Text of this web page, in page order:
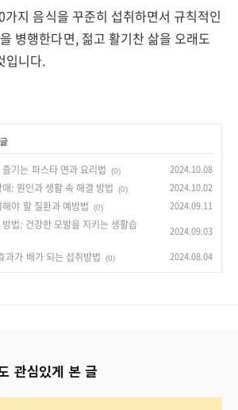
지 음식을 꾸준히 섭취하면서 규칙적인
병행한다면, 젊고 활기찬 삶을 오래도
입니다.
기는 파스타 면과 요리법 (0) 2024.10.08
: 원인과 생활 속 해결 방법 (0) 2024.10.02
야 할 질환과 예방법 (0) 2024.09.11
법: 건강한 모발을 지키는 생활습
2024.09.03
과가 배가 되는 섭취방법 (0) 2024.08.04
관심있게 본 글